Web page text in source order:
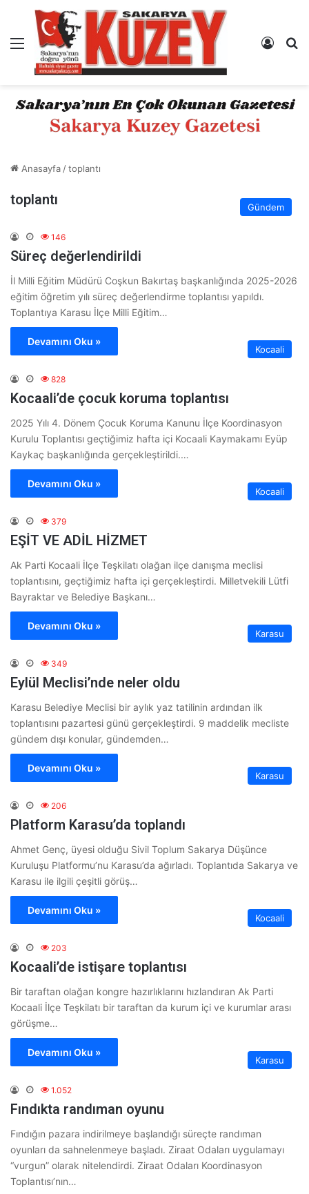
Menü Kayıt
Anasayfa/toplantı
toplantı Gündem
146
Süreç değerlendirildi
İl Milli Eğitim Müdürü Coşkun Bakırtaş başkanlığında 2025-2026
eğitim öğretim yılı süreç değerlendirme toplantısı yapıldı.
Toplantıya Karasu İlçe Milli Eğitim…
Devamını Oku »
Kocaali
828
Kocaali’de çocuk koruma toplantısı
2025 Yılı 4. Dönem Çocuk Koruma Kanunu İlçe Koordinasyon
Kurulu Toplantısı geçtiğimiz hafta içi Kocaali Kaymakamı Eyüp
Kaykaç başkanlığında gerçekleştirildi.…
Devamını Oku »
Kocaali
379
EŞİT VE ADİL HİZMET
Ak Parti Kocaali İlçe Teşkilatı olağan ilçe danışma meclisi
toplantısını, geçtiğimiz hafta içi gerçekleştirdi. Milletvekili Lütfi
Bayraktar ve Belediye Başkanı…
Devamını Oku »
Karasu
349
Eylül Meclisi’nde neler oldu
Karasu Belediye Meclisi bir aylık yaz tatilinin ardından ilk
toplantısını pazartesi günü gerçekleştirdi. 9 maddelik mecliste
gündem dışı konular, gündemden…
Devamını Oku »
Karasu
206
Platform Karasu’da toplandı
Ahmet Genç, üyesi olduğu Sivil Toplum Sakarya Düşünce
Kuruluşu Platformu’nu Karasu’da ağırladı. Toplantıda Sakarya ve
Karasu ile ilgili çeşitli görüş…
Devamını Oku »
Kocaali
203
Kocaali’de istişare toplantısı
Bir taraftan olağan kongre hazırlıklarını hızlandıran Ak Parti
Kocaali İlçe Teşkilatı bir taraftan da kurum içi ve kurumlar arası
görüşme…
Devamını Oku »
Karasu
1.052
Fındıkta randıman oyunu
Fındığın pazara indirilmeye başlandığı süreçte randıman
oyunları da sahnelenmeye başladı. Ziraat Odaları uygulamayı
“vurgun” olarak nitelendirdi. Ziraat Odaları Koordinasyon
Toplantısı’nın…